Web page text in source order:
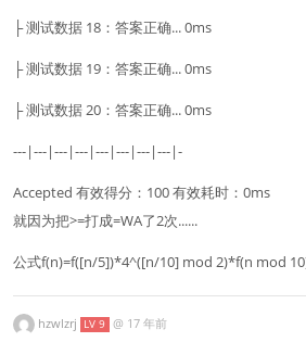
├ 测试数据 18：答案正确... 0ms
├ 测试数据 19：答案正确... 0ms
├ 测试数据 20：答案正确... 0ms
---|---|---|---|---|---|---|---|-
Accepted 有效得分：100 有效耗时：0ms
就因为把>=打成=WA了2次......
公式f(n)=f([n/5])*4^([n/10] mod 2)*f(n mod
hzwlzrj LV 9 @ 17 年前